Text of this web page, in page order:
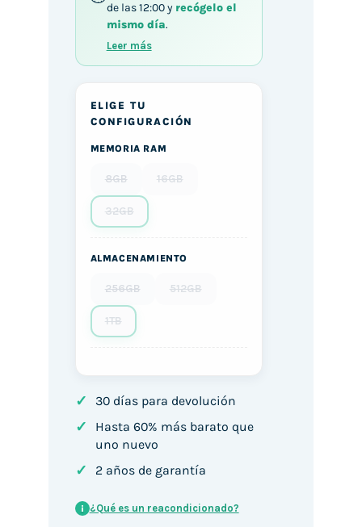
de las 12:00 y recógelo el
mismo día.
Leer más
ELIGE TU
CONFIGURACIÓN
MEMORIA RAM
8GB 16GB
32GB
ALMACENAMIENTO
256GB 512GB
1TB
✓ 30 días para devolución
✓
Hasta 60% más barato que
uno nuevo
✓ 2 años de garantía
i ¿Qué es un reacondicionado?